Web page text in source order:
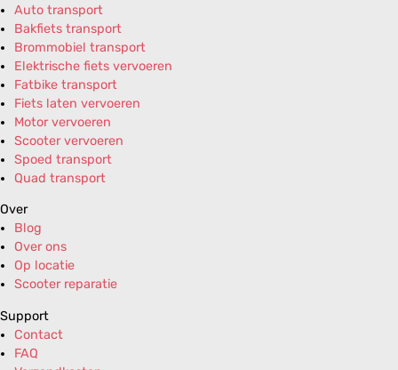
Auto transport
Bakfiets transport
Brommobiel transport
Elektrische fiets vervoeren
Fatbike transport
Fiets laten vervoeren
Motor vervoeren
Scooter vervoeren
Spoed transport
Quad transport
Over
Blog
Over ons
Op locatie
Scooter reparatie
Support
Contact
FAQ